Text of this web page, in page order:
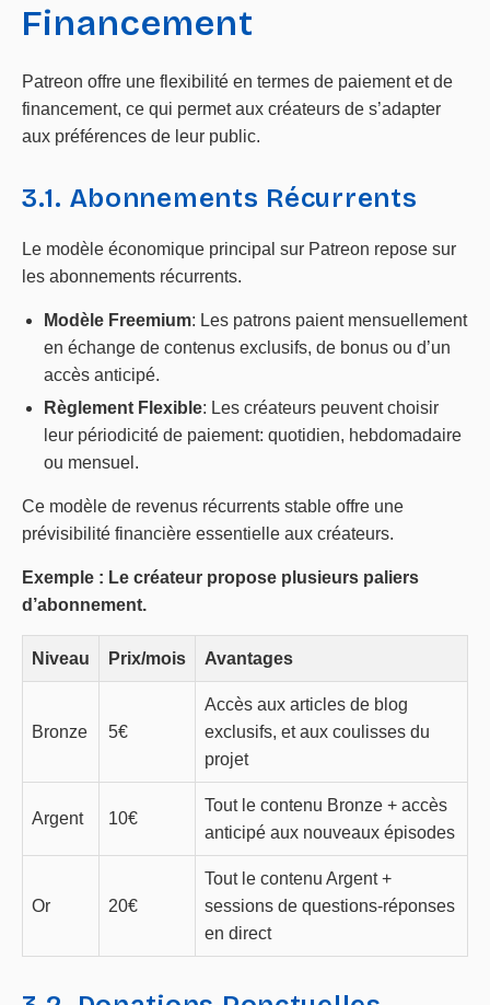
Financement
Patreon offre une flexibilité en termes de paiement et de
financement, ce qui permet aux créateurs de s’adapter
aux préférences de leur public.
3.1. Abonnements Récurrents
Le modèle économique principal sur Patreon repose sur
les abonnements récurrents.
Modèle Freemium: Les patrons paient mensuellement
en échange de contenus exclusifs, de bonus ou d’un
accès anticipé.
Règlement Flexible: Les créateurs peuvent choisir
leur périodicité de paiement: quotidien, hebdomadaire
ou mensuel.
Ce modèle de revenus récurrents stable offre une
prévisibilité financière essentielle aux créateurs.
Exemple : Le créateur propose plusieurs paliers
d’abonnement.
Niveau Prix/mois Avantages
Bronze 5€
Accès aux articles de blog
exclusifs, et aux coulisses du
projet
Argent 10€
Tout le contenu Bronze + accès
anticipé aux nouveaux épisodes
Or 20€
Tout le contenu Argent +
sessions de questions-réponses
en direct